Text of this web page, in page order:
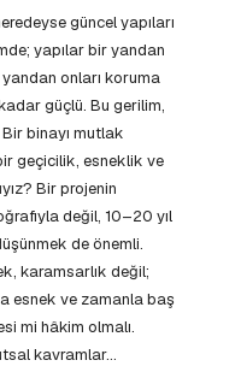
güncel yapıları
yapılar bir yandan
yandan onları koruma
güçlü. Bu gerilim,
binayı mutlak
geçicilik, esneklik ve
Bir projenin
değil, 10–20 yıl
de önemli.
karamsarlık değil;
esnek ve zamanla baş
mi hâkim olmalı.
kavramlar…